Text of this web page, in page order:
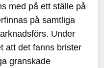
med på ett ställe på
på samtliga
Under
att det fanns brister
granskade